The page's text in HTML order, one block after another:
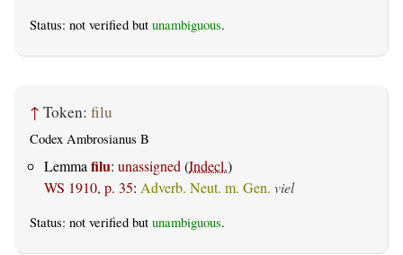
Status: not verified but unambiguous.
↑ Token: filu
Codex Ambrosianus B
Lemma filu: unassigned (Indecl.)
WS 1910, p. 35: Adverb. Neut. m. Gen. viel
Status: not verified but unambiguous.